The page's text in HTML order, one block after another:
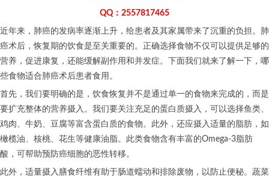
QQ：2557817465
近年来，肺癌的发病率逐渐上升，给患者及其家属带来了沉重的负担。肺
癌术后，恢复期的饮食是至关重要的。正确选择食物不仅可以提供足够的
营养，促进康复，还能缓解副作用和并发症。下面我们就来了解一下，哪
些食物适合肺癌术后患者食用。
首先，我们要明确的是，饮食恢复并不是通过单一的食物来完成的，而是
要扩充整体的营养摄入。我们要关注充足的蛋白质摄入，可以选择鱼类、
鸡肉、牛奶、豆腐等富含蛋白质的食物。此外，还应摄入适量的脂肪，如
橄榄油、核桃、花生等健康油脂。此类食物含有丰富的Omega-3脂肪
酸，可帮助预防癌细胞的恶性转移。
此外，适量摄入膳食纤维有助于肠道蠕动和排除废物，以防止便秘。蔬菜